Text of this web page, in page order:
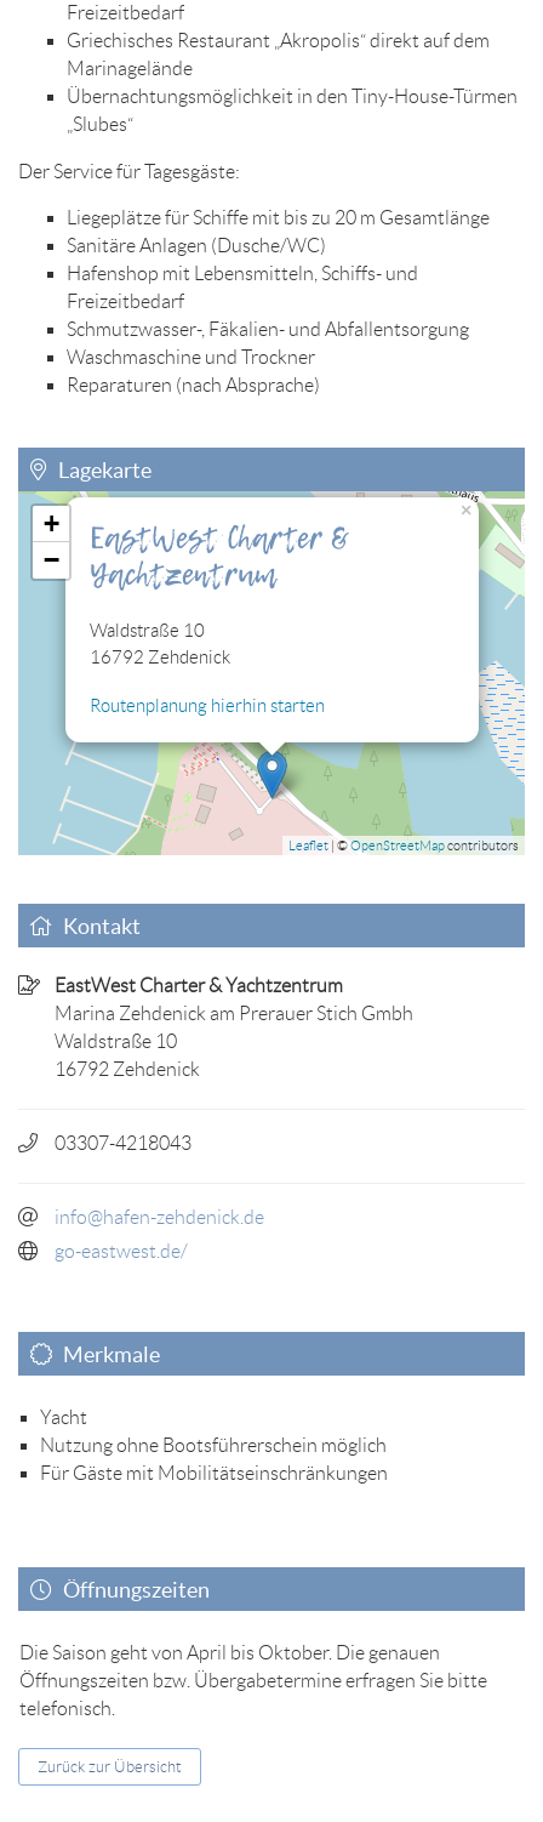
Freizeitbedarf
Griechisches Restaurant „Akropolis“ direkt auf dem
Marinagelände
Übernachtungsmöglichkeit in den Tiny-House-Türmen
„Slubes“
Der Service für Tagesgäste:
Liegeplätze für Schiffe mit bis zu 20 m Gesamtlänge
Sanitäre Anlagen (Dusche/WC)
Hafenshop mit Lebensmitteln, Schiffs- und
Freizeitbedarf
Schmutzwasser-, Fäkalien- und Abfallentsorgung
Waschmaschine und Trockner
Reparaturen (nach Absprache)
Lagekarte
Sie müssen die Cookies der Kategorie "Personalisierung"
zulassen, damit Sie die hier eingebettete Lagekarte sehen
EastWest Charter &
Yachtzentrum
Waldstraße 10
16792 Zehdenick
Routenplanung hierhin starten
×
+
−
Leaflet | ©OpenStreetMapcontributors
Kontakt
EastWest Charter & Yachtzentrum
Marina Zehdenick am Prerauer Stich Gmbh
Waldstraße 10
16792 Zehdenick
03307-4218043
info@hafen-zehdenick.de
go-eastwest.de/
Merkmale
Yacht
Nutzung ohne Bootsführerschein möglich
Für Gäste mit Mobilitätseinschränkungen
Öffnungszeiten
Die Saison geht von April bis Oktober. Die genauen
Öffnungszeiten bzw. Übergabetermine erfragen Sie bitte
telefonisch.
Zurück zur Übersicht